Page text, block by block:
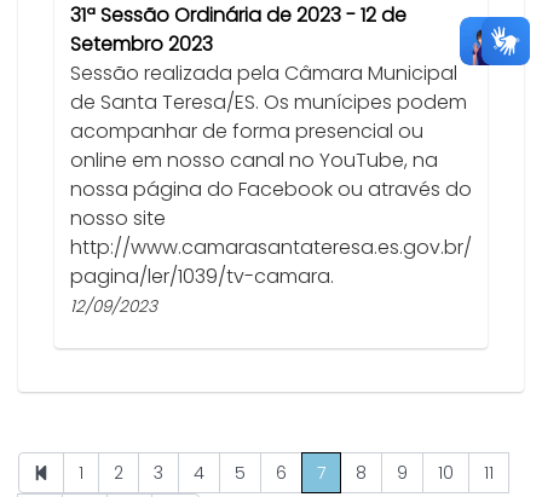
31ª Sessão Ordinária de 2023 - 12 de
Setembro 2023
Sessão realizada pela Câmara Municipal
de Santa Teresa/ES. Os munícipes podem
acompanhar de forma presencial ou
online em nosso canal no YouTube, na
nossa página do Facebook ou através do
nosso site
http://www.camarasantateresa.es.gov.br/
pagina/ler/1039/tv-camara.
12/09/2023
1 2 3 4 5 6 7 8 9 10
11